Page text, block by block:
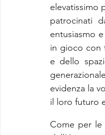
elevatissimo
patrocinati
entusiasmo
in gioco con
e dello
evidenza la
il loro futuro
Come per le